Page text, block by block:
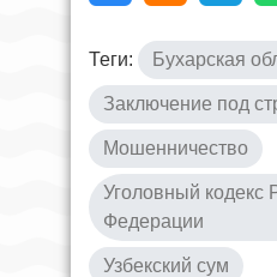
Теги: Бухарская
Заключение под
Мошенничество
Уголовный кодекс
Федерации
Узбекский сум